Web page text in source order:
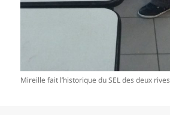
Mireille fait l’historique du SEL des deux rives